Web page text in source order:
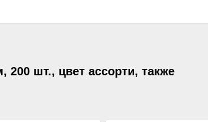
шт., цвет ассорти, также